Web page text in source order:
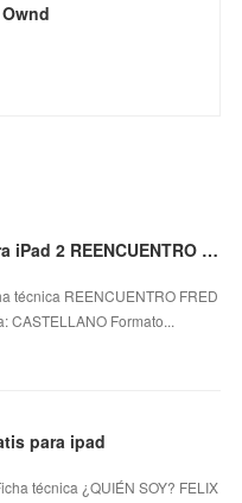
Descargar libros electrónicos para iPad 2 REENCUENTRO 9788483835555 CHM iBook de FRED UHLMAN
técnica REENCUENTRO FRED
CASTELLANO Formato...
para ipad
técnica ¿QUIÉN SOY? FELIX